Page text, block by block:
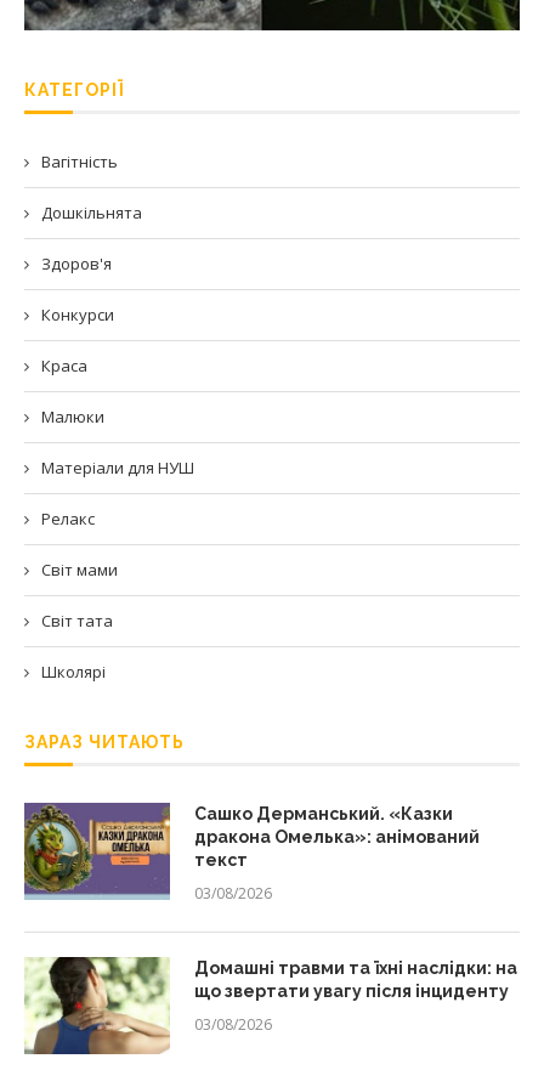
КАТЕГОРІЇ
Вагітність
Дошкільнята
Здоров'я
Конкурси
Краса
Малюки
Матеріали для НУШ
Релакс
Світ мами
Світ тата
Школярі
ЗАРАЗ ЧИТАЮТЬ
Сашко Дерманський. «Казки
дракона Омелька»: анімований
текст
03/08/2026
Домашні травми та їхні наслідки: на
що звертати увагу після інциденту
03/08/2026